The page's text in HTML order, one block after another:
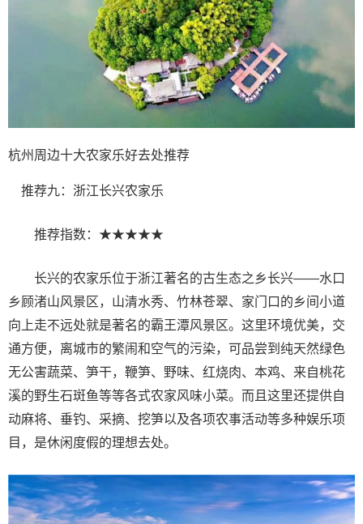
杭州周边十大农家乐好去处推荐
推荐九：浙江长兴农家乐
推荐指数：★★★★★
长兴的农家乐位于浙江著名的古生态之乡长兴——水口
乡顾渚山风景区，山清水秀、竹林苍翠、家门口的乡间小道
向上走不远处就是著名的霸王潭风景区。这里环境优美，交
通方便，离城市的繁闹和空气的污染，可品尝到纯天然绿色
无公害蔬菜、笋干，鞭笋、野味、红烧肉、本鸡、来自桃花
溪的野生石斑鱼等等各式农家风味小菜。而且这里还提供自
动麻将、垂钓、采摘、挖笋以及各项农事活动等多种娱乐项
目，是休闲度假的理想去处。